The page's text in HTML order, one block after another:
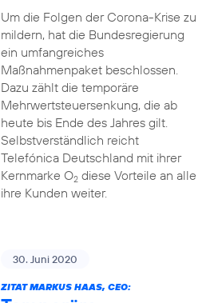
Um die Folgen der Corona-Krise zu
mildern, hat die Bundesregierung
ein umfangreiches
Maßnahmenpaket beschlossen.
Dazu zählt die temporäre
Mehrwertsteuersenkung, die ab
heute bis Ende des Jahres gilt.
Selbstverständlich reicht
Telefónica Deutschland mit ihrer
Kernmarke O2diese Vorteile an alle
ihre Kunden weiter.
30. Juni 2020
ZITAT MARKUS HAAS, CEO: